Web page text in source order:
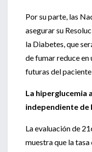
Por su parte, las
asegurar su
la Diabetes, que
de fumar reduce en
futuras del
La hiperglucemia
independiente de
La evaluación de
muestra que la